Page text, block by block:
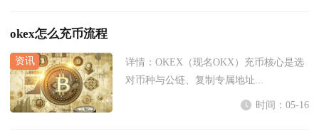
okex怎么充币流程
详情： OKEX（现名OKX）充币核心是选
对币种与公链、复制专属地址...
时间：05-16